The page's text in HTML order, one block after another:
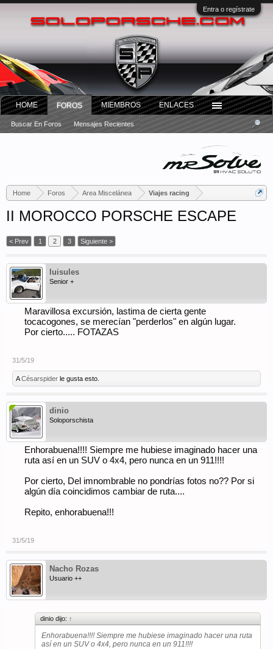
Entra o regístrate
Home Foros Area Miscelánea Viajes racing
II MOROCCO PORSCHE ESCAPE
< Prev 1 2 3 Siguiente >
luisules
Senior +
Maravillosa excursión, lastima de cierta gente
tocacogones, se merecían "perderlos" en algún lugar.
Por cierto..... FOTAZAS
31/5/19
ACésarspider le gusta esto.
dinio
Soloporschista
Enhorabuena!!!! Siempre me hubiese imaginado hacer una
ruta así en un SUV o 4x4, pero nunca en un 911!!!!
Por cierto, Del imnombrable no pondrías fotos no?? Por si
algún día coincidimos cambiar de ruta....
Repito, enhorabuena!!!
31/5/19
Nacho Rozas
Usuario ++
dinio dijo: ↑
Enhorabuena!!!! Siempre me hubiese imaginado hacer una ruta
así en un SUV o 4x4, pero nunca en un 911!!!!
HOME FOROS
Buscar En Foros Mensajes Recientes
MIEMBROS ENLACES